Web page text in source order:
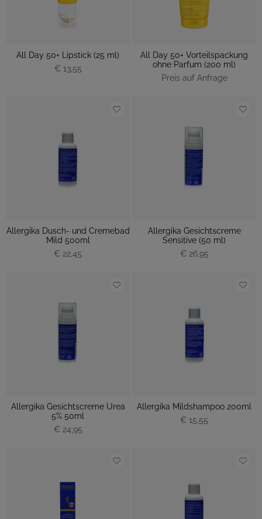
All Day 50+ Lipstick (25 ml)
€ 13,55
All Day 50+ Vorteilspackung
ohne Parfum (200 ml)
Preis auf Anfrage
Allergika Dusch- und Cremebad
Mild 500ml
€ 22,45
Allergika Gesichtscreme
Sensitive (50 ml)
€ 26,95
Allergika Gesichtscreme Urea
5% 50ml
€ 24,95
Allergika Mildshampoo 200ml
€ 15,55